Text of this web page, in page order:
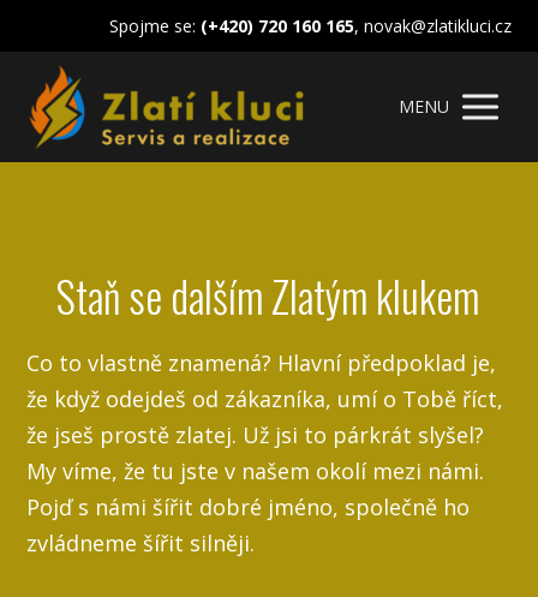
Spojme se: (+420) 720 160 165, novak@zlatikluci.cz
MENU
Staň se dalším Zlatým klukem
Co to vlastně znamená? Hlavní předpoklad je,
že když odejdeš od zákazníka, umí o Tobě říct,
že jseš prostě zlatej. Už jsi to párkrát slyšel?
My víme, že tu jste v našem okolí mezi námi.
Pojď s námi šířit dobré jméno, společně ho
zvládneme šířit silněji.